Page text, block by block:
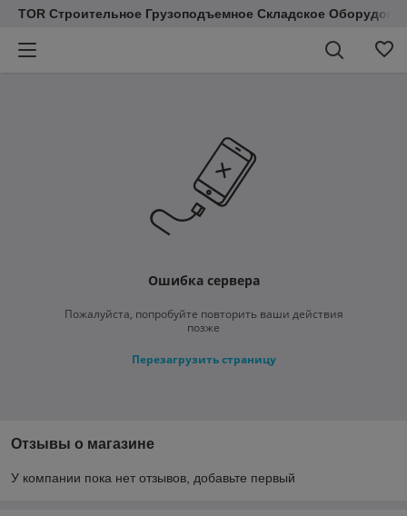
TOR Строительное Грузоподъемное Складское
Ошибка сервера
Пожалуйста, попробуйте повторить ваши действия
позже
Перезагрузить страницу
Отзывы о магазине
У компании пока нет отзывов, добавьте первый